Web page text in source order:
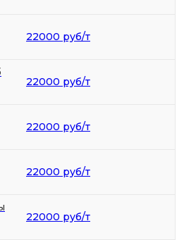
22000 руб/т
22000 руб/т
22000 руб/т
22000 руб/т
22000 руб/т